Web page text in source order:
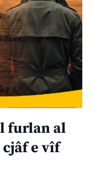
furlan al
e vîf